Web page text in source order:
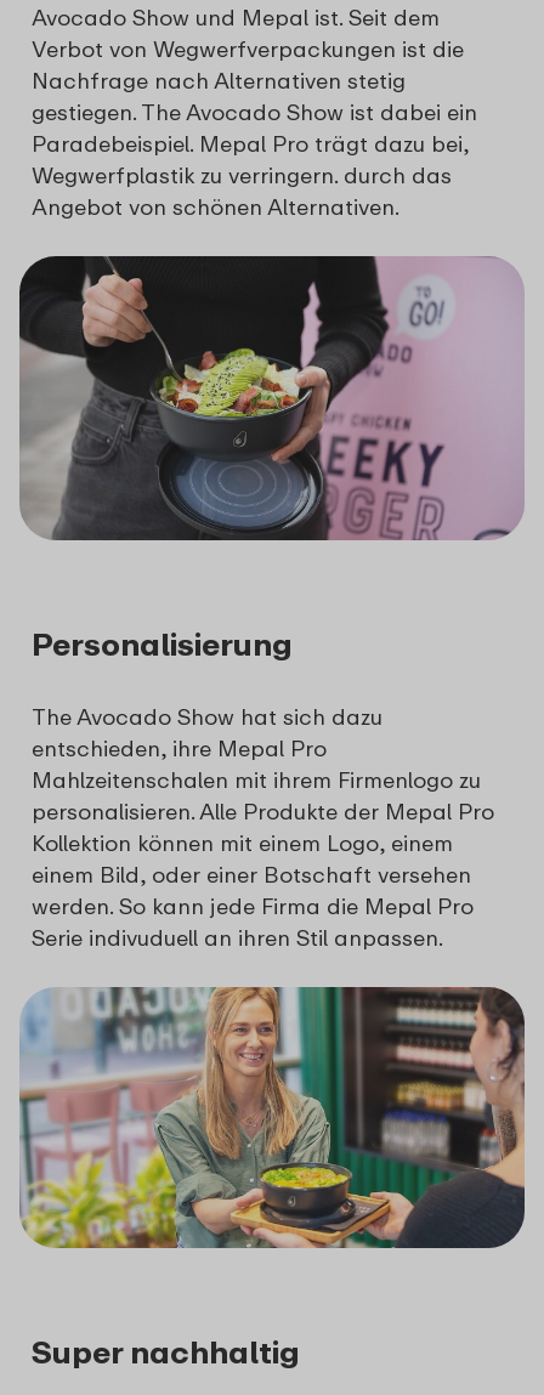
Avocado Show und Mepal ist. Seit dem
Verbot von Wegwerfverpackungen ist die
Nachfrage nach Alternativen stetig
gestiegen. The Avocado Show ist dabei ein
Paradebeispiel. Mepal Pro trägt dazu bei,
Wegwerfplastik zu verringern. durch das
Angebot von schönen Alternativen.
Personalisierung
The Avocado Show hat sich dazu
entschieden, ihre Mepal Pro
Mahlzeitenschalen mit ihrem Firmenlogo zu
personalisieren. Alle Produkte der Mepal Pro
Kollektion können mit einem Logo, einem
einem Bild, oder einer Botschaft versehen
werden. So kann jede Firma die Mepal Pro
Serie indivuduell an ihren Stil anpassen.
Super nachhaltig